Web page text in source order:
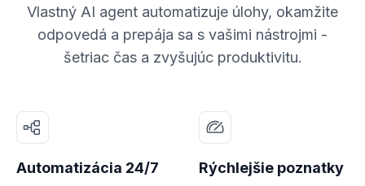
Vlastný AI agent automatizuje úlohy, okamžite
odpovedá a prepája sa s vašimi nástrojmi -
šetriac čas a zvyšujúc produktivitu.
Automatizácia 24/7 Rýchlejšie poznatky